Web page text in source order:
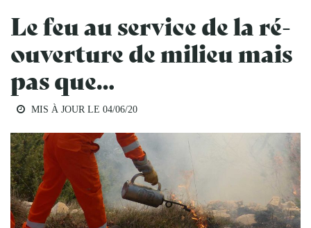
Le feu au service de la ré-
ouverture de milieu mais
pas que…
MIS À JOUR LE 04/06/20